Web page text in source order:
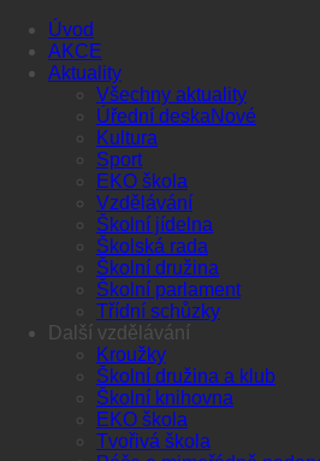
Úvod
AKCE
Aktuality
Všechny aktuality
Úřední deska
Kultura
Sport
EKO škola
Vzdělávání
Školní jídelna
Školská rada
Školní družina
Školní parlament
Třídní schůzky
Další vzdělávání
Kroužky
Školní družina a klub
Školní knihovna
EKO škola
Tvořivá škola